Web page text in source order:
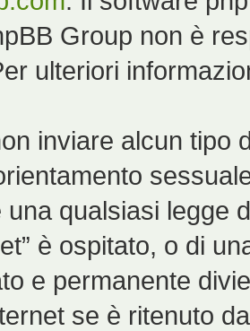
Group non è
ulteriori
inviare alcun tipo
una qualsiasi legge
è ospitato, o di
e permanente
se è ritenuto